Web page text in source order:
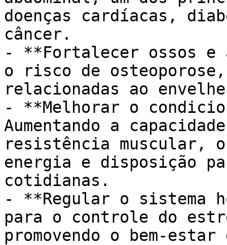
doenças cardíacas,
câncer.
- **Fortalecer ossos e
o risco de
relacionadas ao
- **Melhorar o
Aumentando a
resistência muscular,
energia e disposição
cotidianas.
- **Regular o sistema
para o controle do
promovendo o bem-